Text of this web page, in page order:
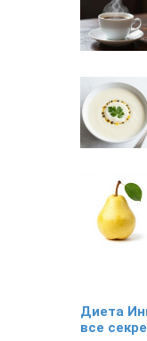
Диета
все